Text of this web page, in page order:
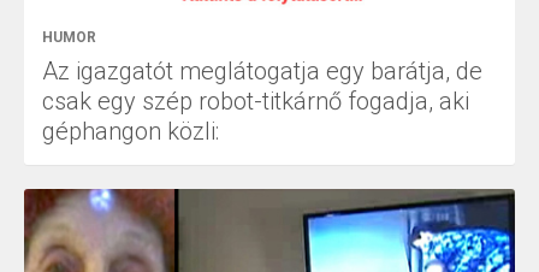
HUMOR
Az igazgatót meglátogatja egy barátja, de
csak egy szép robot-titkárnő fogadja, aki
géphangon közli: